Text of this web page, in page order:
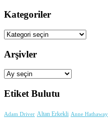
Kategoriler
Kategoriler
Arşivler
Arşivler
Etiket Bulutu
Adam Driver Altan Erkekli Anne Hathaway